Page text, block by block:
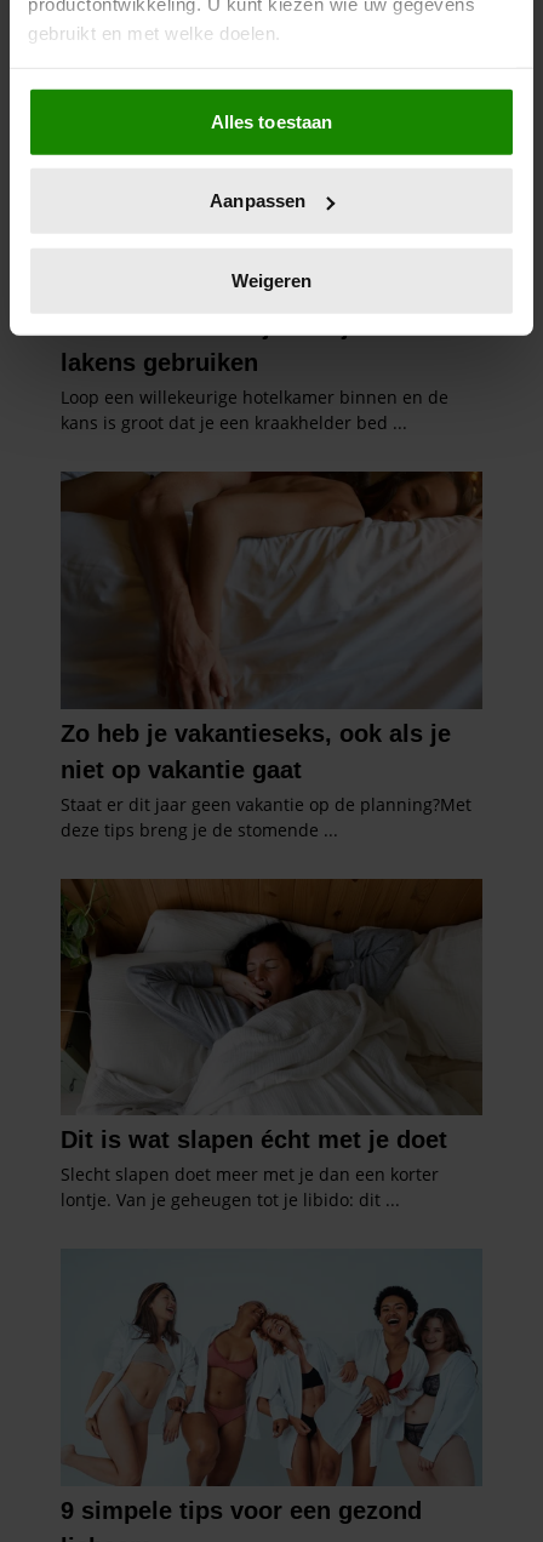
gebruikt en met welke doelen.
Als u het toestaat, willen we ook graag:
Informatie verzamelen over uw geografische
locatie, die tot een paar meter nauwkeurig kan zijn
scannen op specifieke eigenschappen (fingerprinting)
verwerkt en stel uw voorkeuren in het
intrekken in de Cookieverklaring.
We gebruiken cookies om content en advertenties te
personaliseren, om functies voor social media te bieden
informatie over uw gebruik van onze site met onze
partners voor social media, adverteren en analyse. Deze
partners kunnen deze gegevens combineren met andere
informatie die u aan ze heeft verstrekt of die ze hebben
verzameld op basis van uw gebruik van hun services. U
gaat akkoord met onze cookies als u onze website blijft
Alles toestaan
Aanpassen
Weigeren